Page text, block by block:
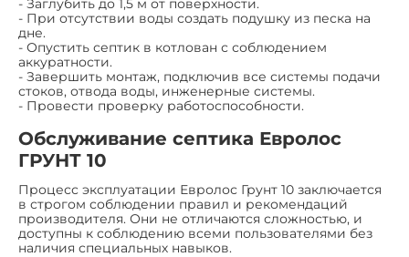
- При отсутствии воды создать подушку из песка на
дне.
- Опустить септик в котлован с соблюдением
аккуратности.
- Завершить монтаж, подключив все системы подачи
стоков, отвода воды, инженерные системы.
- Провести проверку работоспособности.
Обслуживание септика Евролос
ГРУНТ 10
Процесс эксплуатации Евролос Грунт 10 заключается
в строгом соблюдении правил и рекомендаций
производителя. Они не отличаются сложностью, и
доступны к соблюдению всеми пользователями без
наличия специальных навыков.